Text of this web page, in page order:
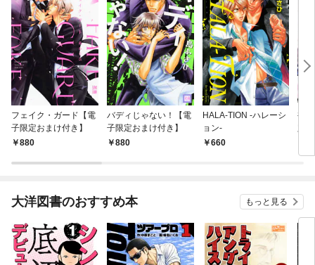
フェイク・ガード【電
子限定おまけ付き】
880
バディじゃない！【電
子限定おまけ付き】
880
HALA-TION -ハレーシ
ョン-
660
裸
大洋図書のおすすめ本 もっと見る